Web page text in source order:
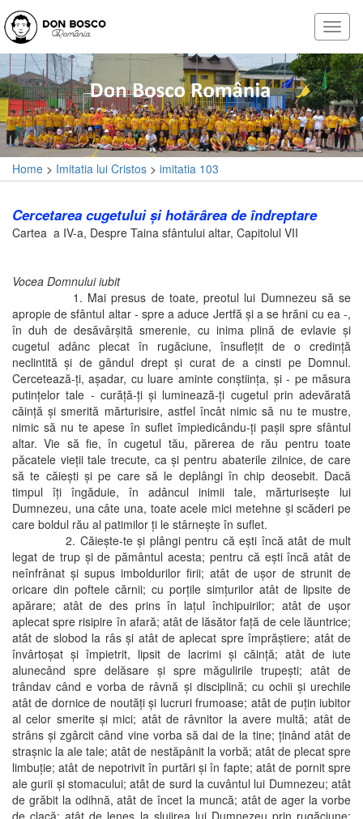
Home > Imitatia lui Cristos > imitatia 103
Cercetarea cugetului şi hotărârea de îndreptare
Cartea a IV-a, Despre Taina sfântului altar, Capitolul VII
Vocea Domnului iubit
1. Mai presus de toate, preotul lui Dumnezeu să se
apropie de sfântul altar - spre a aduce Jertfă şi a se hrăni cu ea -,
în duh de desăvârşită smerenie, cu inima plină de evlavie şi
cugetul adânc plecat în rugăciune, însufleţit de o credinţă
neclintită şi de gândul drept şi curat de a cinsti pe Domnul.
Cercetează-ţi, aşadar, cu luare aminte conştiinţa, şi - pe măsura
putinţelor tale - curăţă-ţi şi luminează-ţi cugetul prin adevărată
căinţă şi smerită mărturisire, astfel încât nimic să nu te mustre,
nimic să nu te apese în suflet împiedicându-ţi paşii spre sfântul
altar. Vie să fie, în cugetul tău, părerea de rău pentru toate
păcatele vieţii tale trecute, ca şi pentru abaterile zilnice, de care
să te căieşti şi pe care să le deplângi în chip deosebit. Dacă
timpul îţi îngăduie, în adâncul inimii tale, mărturiseşte lui
Dumnezeu, una câte una, toate acele mici metehne şi scăderi pe
care boldul rău al patimilor ţi le stârneşte în suflet.
2. Căieşte-te şi plângi pentru că eşti încă atât de mult
legat de trup şi de pământul acesta; pentru că eşti încă atât de
neînfrânat şi supus imboldurilor firii; atât de uşor de strunit de
oricare din poftele cărnii; cu porţile simţurilor atât de lipsite de
apărare; atât de des prins în laţul închipuirilor; atât de uşor
aplecat spre risipire în afară; atât de lăsător faţă de cele lăuntrice;
atât de slobod la râs şi atât de aplecat spre împrăştiere; atât de
învârtoşat şi împietrit, lipsit de lacrimi şi căinţă; atât de iute
alunecând spre delăsare şi spre măgulirile trupeşti; atât de
trândav când e vorba de râvnă şi disciplină; cu ochii şi urechile
atât de dornice de noutăţi şi lucruri frumoase; atât de puţin iubitor
al celor smerite şi mici; atât de râvnitor la avere multă; atât de
strâns şi zgârcit când vine vorba să dai de la tine; ţinând atât de
straşnic la ale tale; atât de nestăpânit la vorbă; atât de plecat spre
limbuţie; atât de nepotrivit în purtări şi în fapte; atât de pornit spre
ale gurii şi stomacului; atât de surd la cuvântul lui Dumnezeu; atât
de grăbit la odihnă, atât de încet la muncă; atât de ager la vorbe
de clacă; atât de leneş la slujirea lui Dumnezeu prin rugăciune;